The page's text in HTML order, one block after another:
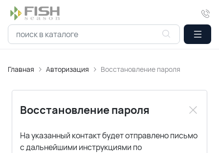
Главная Авторизация Восстановление пароля
Восстановление пароля
На указанный контакт будет отправлено письмо
с дальнейшими инструкциями по